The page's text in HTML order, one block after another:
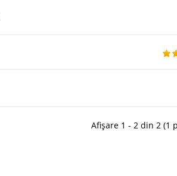
Afișare 1 - 2 din 2 (1